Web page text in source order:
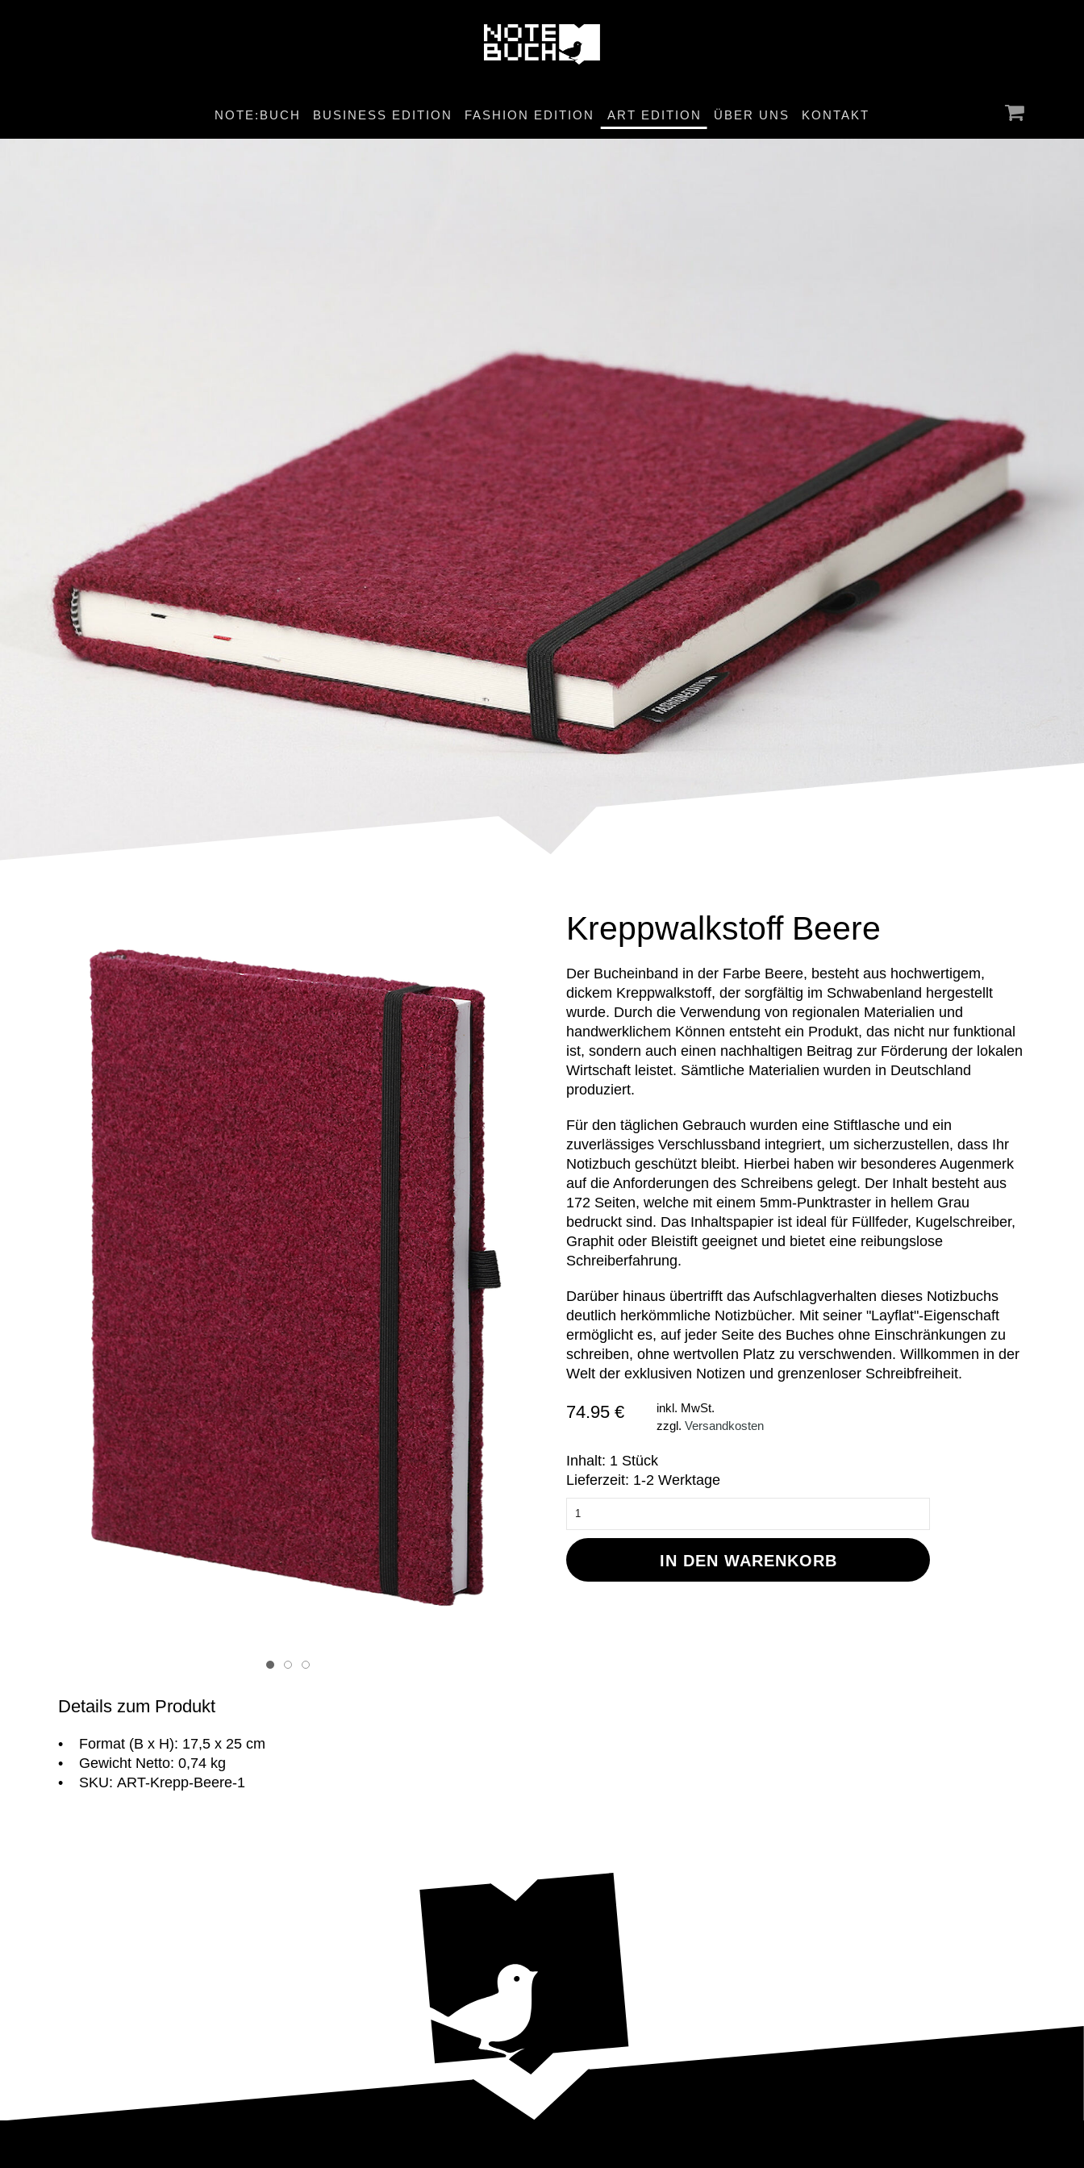
NOTE:BUCH BUSINESS EDITION FASHION EDITION ART EDITION ÜBER UNS KONTAKT
Item 1
Item 2Item 3
Details zum Produkt
• Format (B x H): 17,5 x 25 cm
• Gewicht Netto: 0,74 kg
• SKU: ART-Krepp-Beere-1
Kreppwalkstoff Beere
Der Bucheinband in der Farbe Beere, besteht aus hochwertigem,
dickem Kreppwalkstoff, der sorgfältig im Schwabenland hergestellt
wurde. Durch die Verwendung von regionalen Materialien und
handwerklichem Können entsteht ein Produkt, das nicht nur funktional
ist, sondern auch einen nachhaltigen Beitrag zur Förderung der lokalen
Wirtschaft leistet. Sämtliche Materialien wurden in Deutschland
produziert.
Für den täglichen Gebrauch wurden eine Stiftlasche und ein
zuverlässiges Verschlussband integriert, um sicherzustellen, dass Ihr
Notizbuch geschützt bleibt. Hierbei haben wir besonderes Augenmerk
auf die Anforderungen des Schreibens gelegt. Der Inhalt besteht aus
172 Seiten, welche mit einem 5mm-Punktraster in hellem Grau
bedruckt sind. Das Inhaltspapier ist ideal für Füllfeder, Kugelschreiber,
Graphit oder Bleistift geeignet und bietet eine reibungslose
Schreiberfahrung.
Darüber hinaus übertrifft das Aufschlagverhalten dieses Notizbuchs
deutlich herkömmliche Notizbücher. Mit seiner "Layflat"-Eigenschaft
ermöglicht es, auf jeder Seite des Buches ohne Einschränkungen zu
schreiben, ohne wertvollen Platz zu verschwenden. Willkommen in der
Welt der exklusiven Notizen und grenzenloser Schreibfreiheit.
74.95 €
inkl. MwSt.
zzgl. Versandkosten
Inhalt: 1 Stück
Lieferzeit: 1-2 Werktage